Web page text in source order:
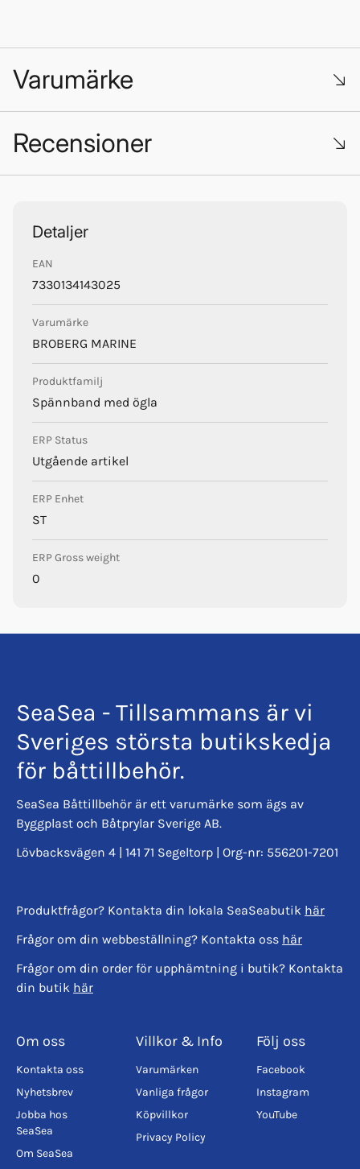
Varumärke
Recensioner
Detaljer
EAN
7330134143025
Varumärke
BROBERG MARINE
Produktfamilj
Spännband med ögla
ERP Status
Utgående artikel
ERP Enhet
ST
ERP Gross weight
0
SeaSea - Tillsammans är vi
Sveriges största butikskedja
för båttillbehör.
SeaSea Båttillbehör är ett varumärke som ägs av
Byggplast och Båtprylar Sverige AB.
Lövbacksvägen 4 | 141 71 Segeltorp | Org-nr: 556201-7201
Produktfrågor? Kontakta din lokala SeaSeabutik här
Frågor om din webbeställning? Kontakta oss här
Frågor om din order för upphämtning i butik? Kontakta
din butik här
Om oss
Kontakta oss
Nyhetsbrev
Jobba hos
SeaSea
Om SeaSea
Villkor & Info
Varumärken
Vanliga frågor
Köpvillkor
Privacy Policy
Följ oss
Facebook
Instagram
YouTube